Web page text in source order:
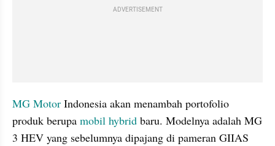
ADVERTISEMENT
MG Motor Indonesia akan menambah portofolio
produk berupa mobil hybrid baru. Modelnya adalah MG
3 HEV yang sebelumnya dipajang di pameran GIIAS